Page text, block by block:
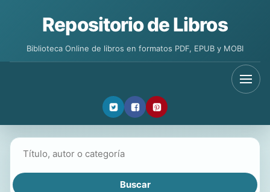
Repositorio de Libros
Biblioteca Online de libros en formatos PDF, EPUB y MOBI